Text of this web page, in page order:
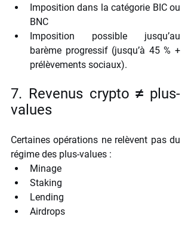
Imposition dans la catégorie BIC ou
BNC
Imposition possible jusqu’au
barème progressif (jusqu’à 45 % +
prélèvements sociaux).
7. Revenus crypto ≠ plus-
values
Certaines opérations ne relèvent pas du
régime des plus-values :
Minage
Staking
Lending
Airdrops